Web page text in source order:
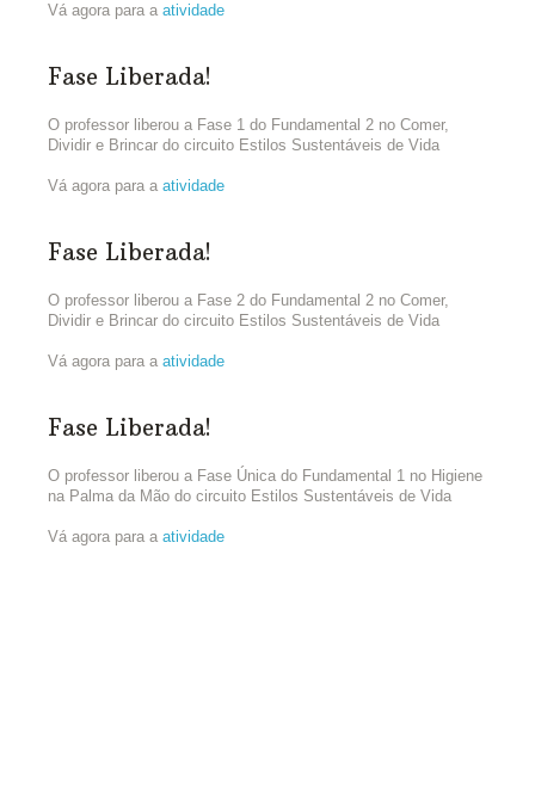
Vá agora para a atividade
Fase Liberada!
O professor liberou a Fase 1 do Fundamental 2 no Comer,
Dividir e Brincar do circuito Estilos Sustentáveis de Vida
Vá agora para a atividade
Fase Liberada!
O professor liberou a Fase 2 do Fundamental 2 no Comer,
Dividir e Brincar do circuito Estilos Sustentáveis de Vida
Vá agora para a atividade
Fase Liberada!
O professor liberou a Fase Única do Fundamental 1 no Higiene
na Palma da Mão do circuito Estilos Sustentáveis de Vida
Vá agora para a atividade